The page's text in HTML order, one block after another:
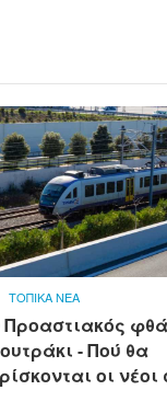
ΤΟΠΙΚΑ ΝΕΑ
- Πού θα
οι νέοι